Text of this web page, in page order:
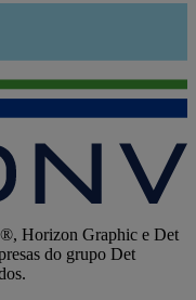
Horizon Graphic e Det
do grupo Det